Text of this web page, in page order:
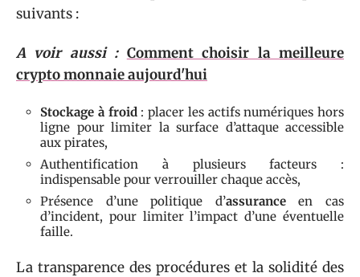
suivants :
A voir aussi : Comment choisir la meilleure
crypto monnaie aujourd'hui
Stockage à froid : placer les actifs numériques hors
ligne pour limiter la surface d’attaque accessible
aux pirates,
Authentification à plusieurs facteurs :
indispensable pour verrouiller chaque accès,
Présence d’une politique d’assuranceen cas
d’incident, pour limiter l’impact d’une éventuelle
faille.
La transparence des procédures et la solidité des